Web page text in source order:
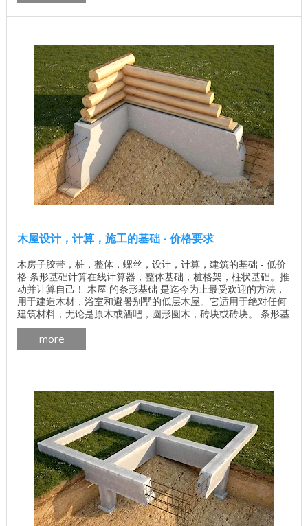
木屋设计，计算，施工的基础 - 价格要求
木房子胶带，桩，整体，螺丝，设计，计算，建筑的基础 - 低价
格 条形基础计算在线计算器，整体基础，桩格架，柱状基础。推
动并计算自己！ 木屋 的条形基础 是迄今为止最受欢迎的方法，
用于建造木材，浴室和避暑别墅的低层木屋。它适用于绝对任何
建筑材料，无论是原木或酒吧，圆形圆木，砖块或砖块。 条形基
础是一个闭合环或由钢筋混凝土制成的带子，它适合房屋的所有
承重元件，并将整个结构的载荷分配到它自己的周边。 根据整体
和装配的原理，木屋的条形基础分为两种类型。 ...
more